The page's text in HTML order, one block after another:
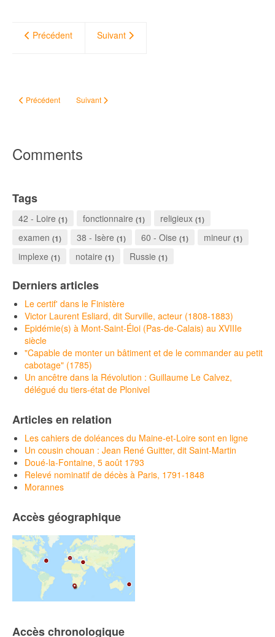
Précédent Suivant
Article précédent : #Geneatheme - Faiseur d’huile
Précédent Article suivant : Sur les paludiers de Batz
Suivant
Comments
Tags
42 - Loire (1) fonctionnaire (1) religieux (1)
examen (1) 38 - Isère (1) 60 - Oise (1) mineur (1)
implexe (1) notaire (1) Russie (1)
Derniers articles
Le certif' dans le Finistère
Victor Laurent Esliard, dit Surville, acteur (1808-1883)
Epidémie(s) à Mont-Saint-Éloi (Pas-de-Calais) au XVIIIe
siècle
"Capable de monter un bâtiment et de le commander au petit
cabotage" (1785)
Un ancêtre dans la Révolution : Guillaume Le Calvez,
délégué du tiers-état de Plonivel
Articles en relation
Les cahiers de doléances du Maine-et-Loire sont en ligne
Un cousin chouan : Jean René Guitter, dit Saint-Martin
Doué-la-Fontaine, 5 août 1793
Relevé nominatif de décès à Paris, 1791-1848
Morannes
Accès géographique
Accès chronologique